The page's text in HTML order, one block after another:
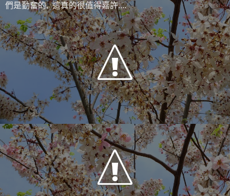
們是勤奮的, 這真的很值得嘉許....